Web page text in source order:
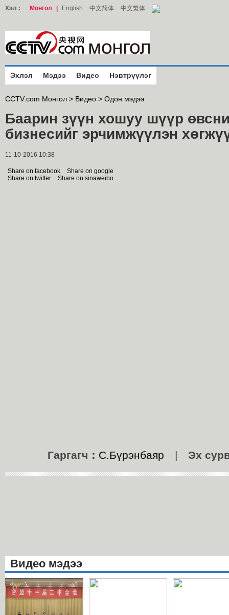
Хэл : Монгол English 中文简体 中文繁体
Эхлэл Мэдээ Видео Нэвтрүүлэг
CCTV.com Монгол > Видео > Одон мэдээ
Баарин зүүн хошуу шүүр
бизнесийг эрчимжүүлэн
11-10-2016 10:38
Share on facebook
Share on google
Share on twitter
Share on sinaweibo
Гаргагч： С.Бүрэнбаяр | Эх
Видео мэдээ